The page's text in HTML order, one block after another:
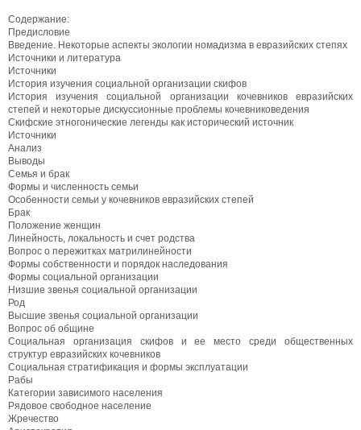
Содержание:
Предисловие
Введение. Некоторые аспекты экологии номадизма в евразийских степях
Источники и литература
Источники
История изучения социальной организации скифов
История изучения социальной организации кочевников евразийских
степей и некоторые дискуссионные проблемы кочевниковедения
Скифские этногонические легенды как исторический источник
Источники
Анализ
Выводы
Семья и брак
Формы и численность семьи
Особенности семьи у кочевников евразийских степей
Брак
Положение женщин
Линейность, локальность и счет родства
Вопрос о пережитках матрилинейности
Формы собственности и порядок наследования
Формы социальной организации
Низшие звенья социальной организации
Род
Высшие звенья социальной организации
Вопрос об общине
Социальная организация скифов и ее место среди общественных
структур евразийских кочевников
Социальная стратификация и формы эксплуатации
Рабы
Категории зависимого населения
Рядовое свободное население
Жречество